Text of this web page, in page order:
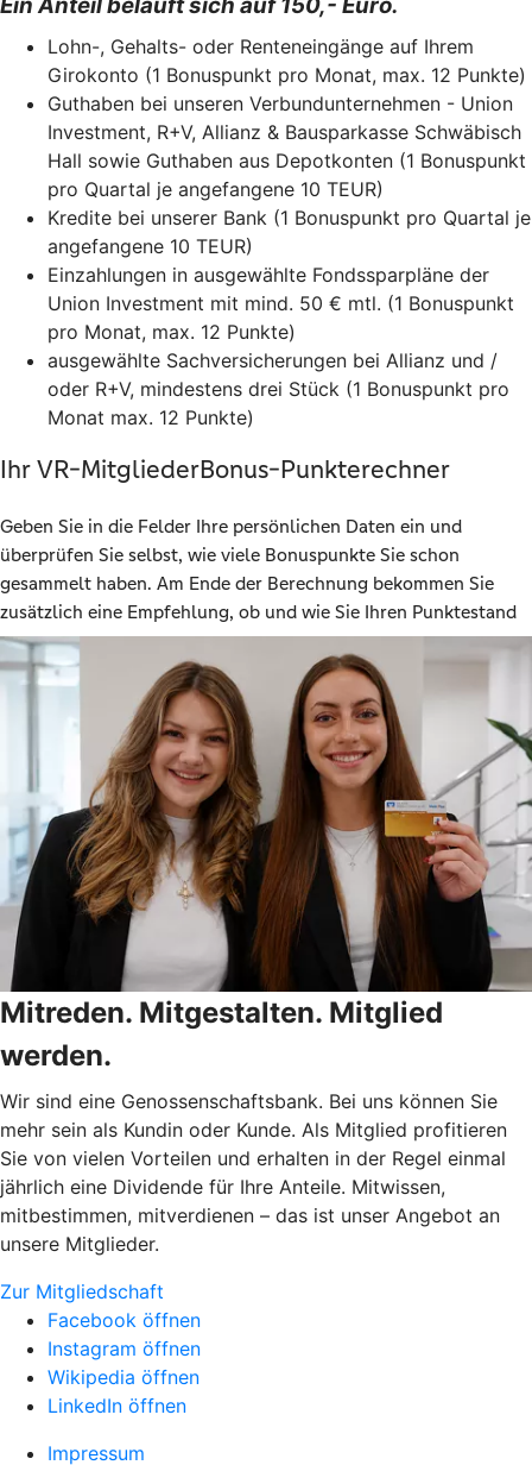
Lohn-, Gehalts- oder Renteneingänge auf Ihrem
Girokonto (1 Bonuspunkt pro Monat, max. 12 Punkte)
Guthaben bei unseren Verbundunternehmen - Union
Investment, R+V, Allianz & Bausparkasse Schwäbisch
Hall sowie Guthaben aus Depotkonten (1 Bonuspunkt
pro Quartal je angefangene 10 TEUR)
Kredite bei unserer Bank (1 Bonuspunkt pro Quartal je
angefangene 10 TEUR)
Einzahlungen in ausgewählte Fondssparpläne der
Union Investment mit mind. 50 € mtl. (1 Bonuspunkt
pro Monat, max. 12 Punkte)
ausgewählte Sachversicherungen bei Allianz und /
oder R+V, mindestens drei Stück (1 Bonuspunkt pro
Monat max. 12 Punkte)
Mitreden. Mitgestalten. Mitglied
werden.
Wir sind eine Genossenschaftsbank. Bei uns können Sie
mehr sein als Kundin oder Kunde. Als Mitglied profitieren
Sie von vielen Vorteilen und erhalten in der Regel einmal
jährlich eine Dividende für Ihre Anteile. Mitwissen,
mitbestimmen, mitverdienen – das ist unser Angebot an
unsere Mitglieder.
Zur Mitgliedschaft
Facebook öffnen
Instagram öffnen
Wikipedia öffnen
LinkedIn öffnen
Impressum